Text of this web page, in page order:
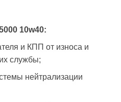
10w40:
и КПП от износа и
службы;
нейтрализации